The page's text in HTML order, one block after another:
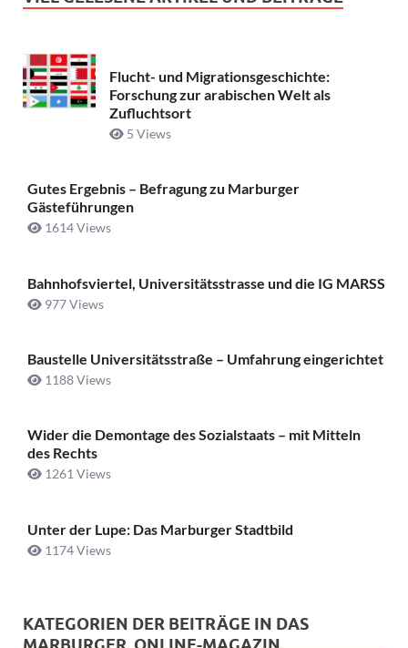
Flucht- und Migrationsgeschichte:
Forschung zur arabischen Welt als
Zufluchtsort
5 Views
Gutes Ergebnis – Befragung zu Marburger
Gästeführungen
1614 Views
Bahnhofsviertel, Universitätsstrasse und die IG MARSS
977 Views
Baustelle Universitätsstraße ­– Umfahrung eingerichtet
1188 Views
Wider die Demontage des Sozialstaats – mit Mitteln
des Rechts
1261 Views
Unter der Lupe: Das Marburger Stadtbild
1174 Views
KATEGORIEN DER BEITRÄGE IN DAS